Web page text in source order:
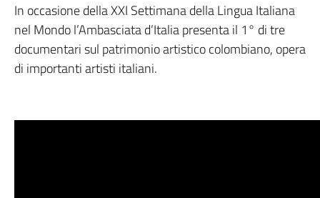
In occasione della XXI Settimana della Lingua Italiana
nel Mondo l’Ambasciata d’Italia presenta il 1° di tre
documentari sul patrimonio artistico colombiano, opera
di importanti artisti italiani.